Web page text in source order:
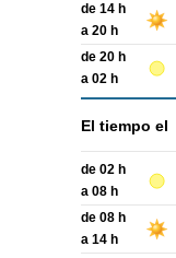
de 14 h
a 20 h
de 20 h
a 02 h
El tiempo el
de 02 h
a 08 h
de 08 h
a 14 h